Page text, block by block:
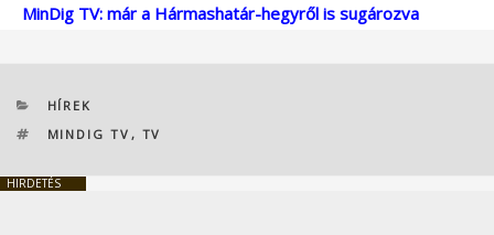
MinDig TV: már a Hármashatár-hegyről is sugározva
KATEGÓRIÁK
HÍREK
CÍMKÉK
MINDIG TV , TV
HIRDETÉS